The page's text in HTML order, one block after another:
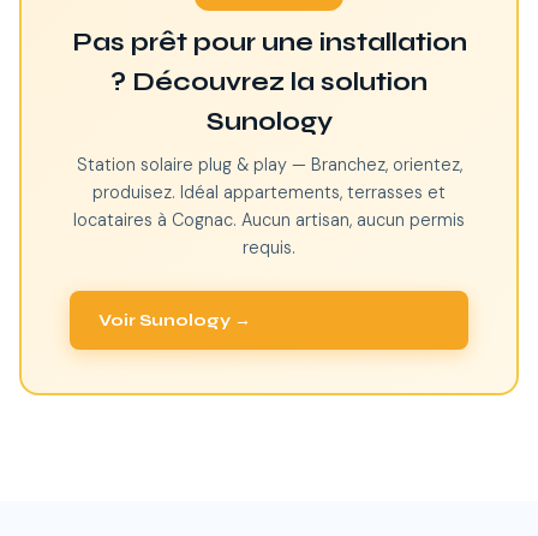
Pas prêt pour une installation
? Découvrez la solution
Sunology
Station solaire plug & play — Branchez, orientez,
produisez. Idéal appartements, terrasses et
locataires à Cognac. Aucun artisan, aucun permis
requis.
Voir Sunology →